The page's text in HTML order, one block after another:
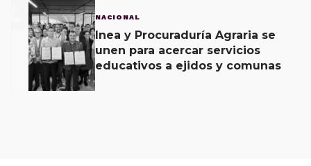
3 NACIONAL
Inea y Procuraduría Agraria se
unen para acercar servicios
educativos a ejidos y comunas